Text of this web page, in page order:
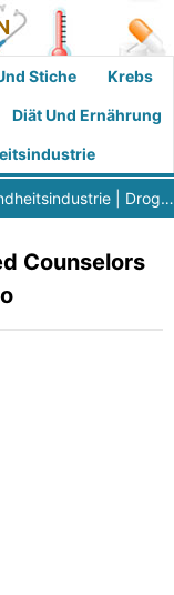
Stiche Krebs
Diät Und Ernährung
Drogenbehandlungszentrum
Counselors